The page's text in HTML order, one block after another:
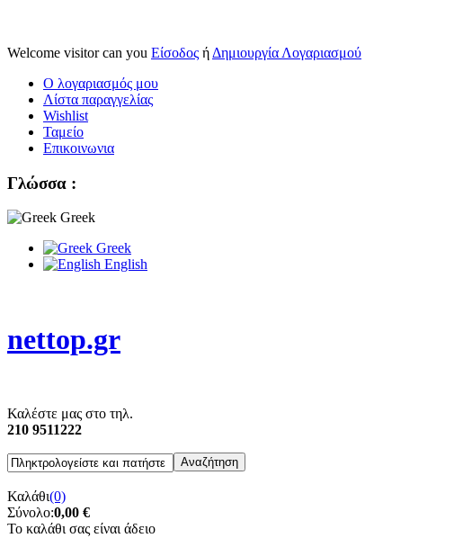
Welcome visitor can you Είσοδος ή Δημιουργία Λογαριασμού
Ο λογαριασμός μου
Λίστα παραγγελίας
Wishlist
Ταμείο
Επικοινωνια
Γλώσσα :
Greek
Greek
English
nettop.gr
Καλέστε μας στο τηλ.
210 9511222
Καλάθι(0)
Σύνολο:0,00 €
Το καλάθι σας είναι άδειο